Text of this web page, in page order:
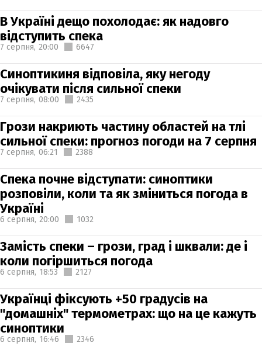
В Україні дещо похолодає: як надовго
відступить спека
7 серпня, 20:00 6647
Синоптикиня відповіла, яку негоду
очікувати після сильної спеки
7 серпня, 08:00 2435
Грози накриють частину областей на тлі
сильної спеки: прогноз погоди на 7 серпня
7 серпня, 06:21 2388
Спека почне відступати: синоптики
розповіли, коли та як зміниться погода в
Україні
6 серпня, 20:00 1032
Замість спеки – грози, град і шквали: де і
коли погіршиться погода
6 серпня, 18:53 2127
Українці фіксують +50 градусів на
"домашніх" термометрах: що на це кажуть
синоптики
6 серпня, 16:46 2346